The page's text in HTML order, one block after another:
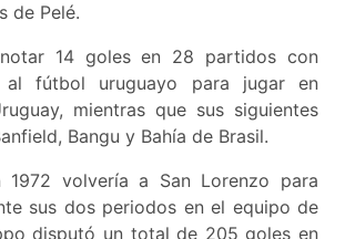
de Pelé.
14 goles en 28 partidos con
fútbol uruguayo para jugar en
mientras que sus siguientes
Bangu y Bahía de Brasil.
1972 volvería a San Lorenzo para
sus dos periodos en el equipo de
disputó un total de 205 goles en